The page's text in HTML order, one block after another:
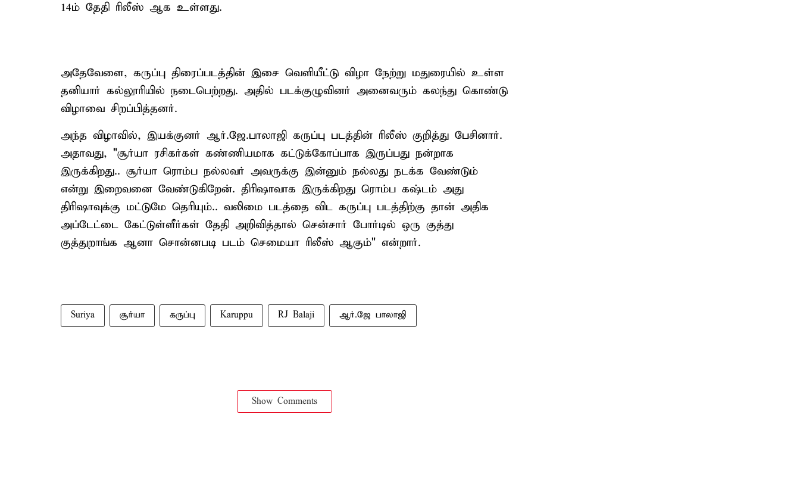
14ம் தேதி ரிலீஸ் ஆக உள்ளது.
அதேவேளை, கருப்பு திரைப்படத்தின் இசை வெளியீட்டு விழா நேற்று மதுரையில் உள்ள
தனியார் கல்லூரியில் நடைபெற்றது. அதில் படக்குழுவினர் அனைவரும் கலந்து கொண்டு
விழாவை சிறப்பித்தனர்.
அந்த விழாவில், இயக்குனர் ஆர்.ஜே.பாலாஜி கருப்பு படத்தின் ரிலீஸ் குறித்து பேசினார்.
அதாவது, "சூர்யா ரசிகர்கள் கண்ணியமாக கட்டுக்கோப்பாக இருப்பது நன்றாக
இருக்கிறது.. சூர்யா ரொம்ப நல்லவர் அவருக்கு இன்னும் நல்லது நடக்க வேண்டும்
என்று இறைவனை வேண்டுகிறேன். திரிஷாவாக இருக்கிறது ரொம்ப கஷ்டம் அது
திரிஷாவுக்கு மட்டுமே தெரியும்.. வலிமை படத்தை விட கருப்பு படத்திற்கு தான் அதிக
அப்டேட்டை கேட்டுள்ளீர்கள் தேதி அறிவித்தால் சென்சார் போர்டில் ஒரு குத்து
குத்துறாங்க ஆனா சொன்னபடி படம் செமையா ரிலீஸ் ஆகும்" என்றார்.
Suriya சூர்யா கருப்பு Karuppu RJ Balaji ஆர்.ஜே பாலாஜி
Show Comments